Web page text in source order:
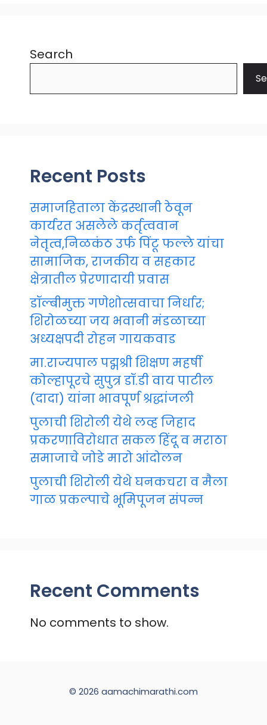
Search
Recent Posts
समाजहिताला केंद्रस्थानी ठेवून
कार्यरत असलेले कर्तृत्ववान
नेतृत्व,निळकंठ उर्फ पिंटू फल्ले यांचा
सामाजिक, राजकीय व सहकार
क्षेत्रातील प्रेरणादायी प्रवास
डॉल्बीमुक्त गणेशोत्सवाचा निर्धार;
शिरोळच्या जय भवानी मंडळाच्या
अध्यक्षपदी रोहन गायकवाड
मा.राज्यपाल पद्मश्री शिक्षण महर्षी
कोल्हापूरचे सुपुत्र डॉ.डी वाय पाटील
(दादा) यांना भावपूर्ण श्रद्धांजली
पुलाची शिरोली येथे लव्ह जिहाद
प्रकरणाविरोधात सकल हिंदू व मराठा
समाजाचे जोडे मारो आंदोलन
पुलाची शिरोली येथे घनकचरा व मैला
गाळ प्रकल्पाचे भूमिपूजन संपन्न
Recent Comments
No comments to show.
© 2026 aamachimarathi.com